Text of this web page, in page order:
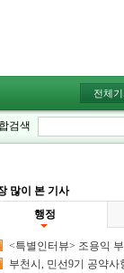
전체
검색
많이 본 기사
행정
<특별인터뷰> 조용익
하는 시정 성과 만들어
부천시, 민선9기 공약사